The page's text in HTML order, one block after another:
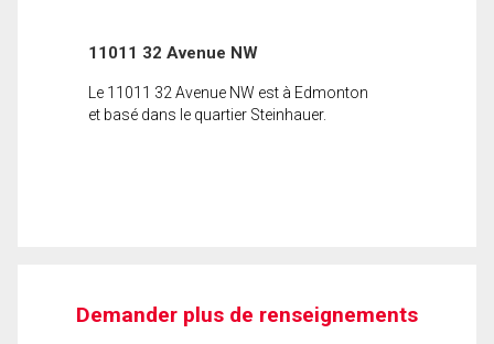
11011 32 Avenue NW
Le 11011 32 Avenue NW est à Edmonton
et basé dans le quartier Steinhauer.
Demander plus de renseignements